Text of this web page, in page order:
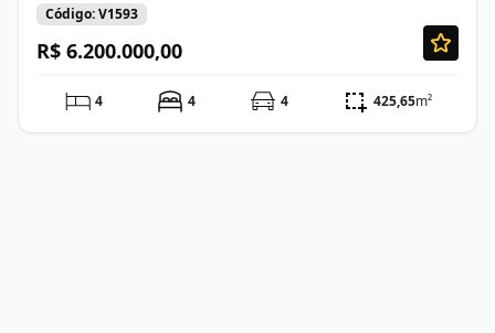
Código: V1593
R$ 6.200.000,00
4 4 4 425,65m²